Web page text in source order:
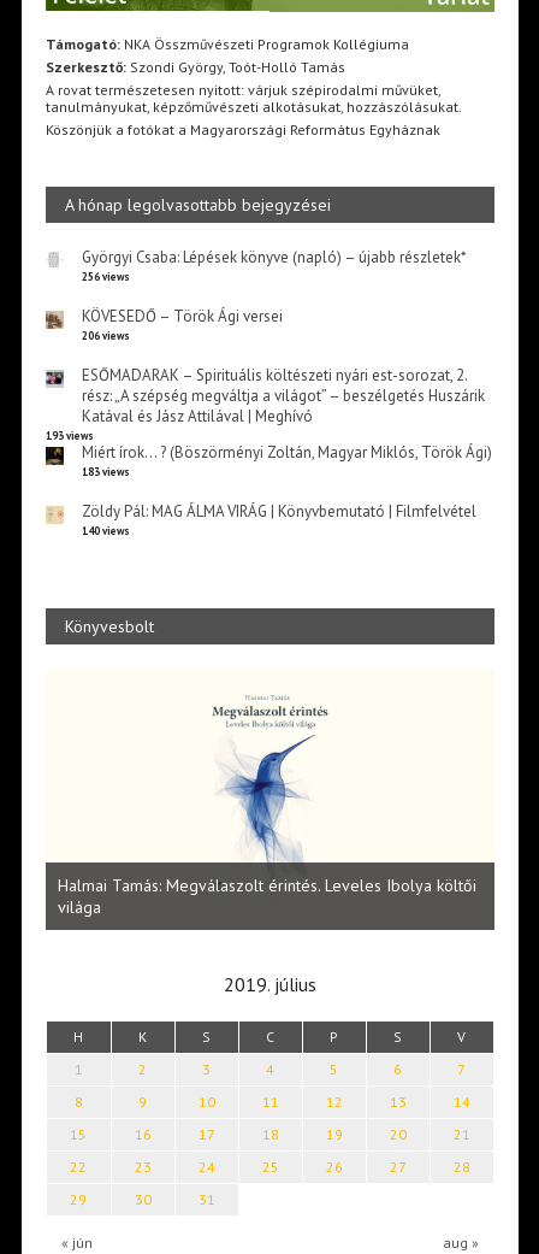
Támogató:NKA Összművészeti Programok Kollégiuma
Szerkesztő:Szondi György, Toót-Holló Tamás
A rovat természetesen nyitott: várjuk szépirodalmi művüket,
tanulmányukat, képzőművészeti alkotásukat, hozzászólásukat.
Köszönjük a fotókat a Magyarországi Református Egyháznak
A hónap legolvasottabb bejegyzései
Györgyi Csaba: Lépések könyve (napló) – újabb részletek*
256 views
KÖVESEDŐ – Török Ági versei
206 views
ESŐMADARAK – Spirituális költészeti nyári est-sorozat, 2.
rész: „A szépség megváltja a világot” – beszélgetés Huszárik
Katával és Jász Attilával | Meghívó
193 views
Miért írok… ? (Böszörményi Zoltán, Magyar Miklós, Török Ági)
183 views
Zöldy Pál: MAG ÁLMA VIRÁG | Könyvbemutató | Filmfelvétel
140 views
Könyvesbolt
Halmai Tamás: Megválaszolt érintés. Leveles Ibolya költői
világa
2019. július
H K S C P S V
« jún aug »
1 2 3 4 5 6
7
8
9 10 11 12 13
14
15
16 17 18 19 20
21
22
23 24 25 26 27
28
29
30 31